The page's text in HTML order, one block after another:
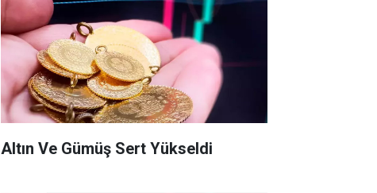
Altın Ve Gümüş Sert Yükseldi